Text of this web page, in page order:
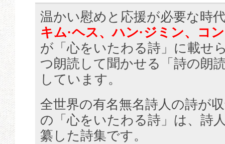
温かい慰めと応援が必要な時
キム·ヘス、ハン·ジミン、コ
が「心をいたわる詩」に載せ
つ朗読して聞かせる「詩の朗
しています。
全世界の有名無名詩人の詩が
の「心をいたわる詩」は、詩
纂した詩集です。